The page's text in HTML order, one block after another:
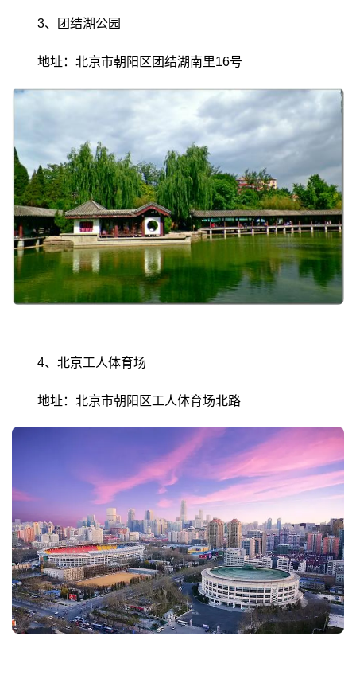
3、团结湖公园
地址：北京市朝阳区团结湖南里16号
4、北京工人体育场
地址：北京市朝阳区工人体育场北路